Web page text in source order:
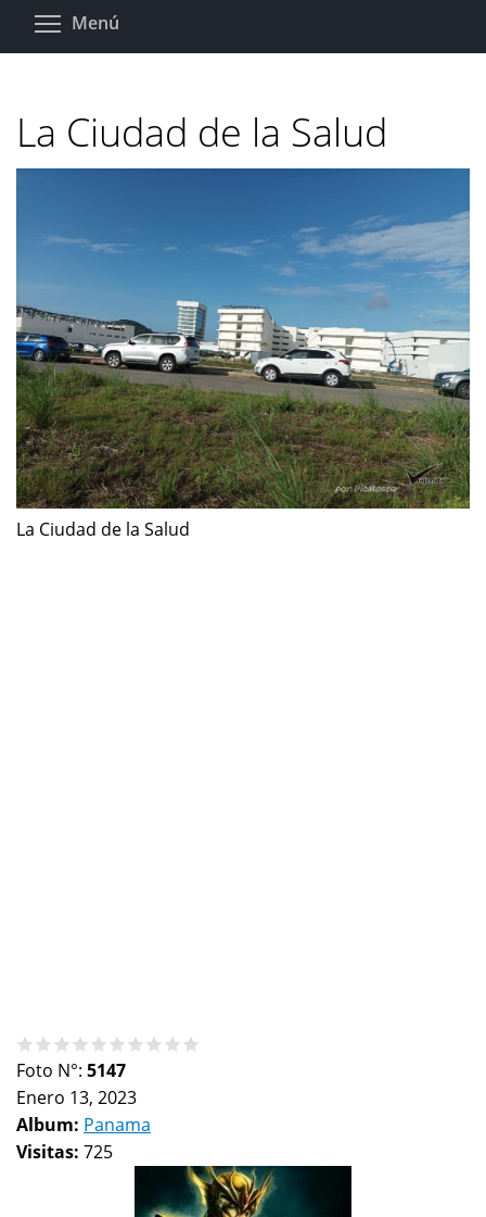
Pasar
Menú
La Ciudad de la Salud
La Ciudad de la Salud
Foto N°: 5147
Enero 13, 2023
Album: Panama
Visitas: 725